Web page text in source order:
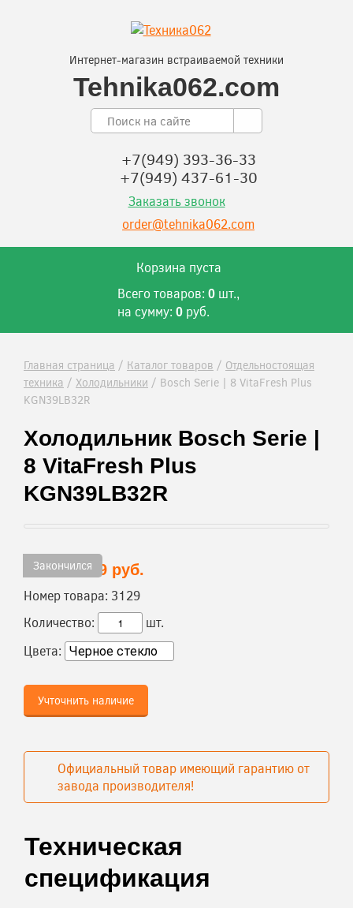
Интернет-магазин встраиваемой техники
Tehnika062.com
+7(949) 393-36-33
+7(949) 437-61-30
Заказать звонок
order@tehnika062.com
Корзина пуста
Всего товаров: 0 шт.,
на сумму: 0 руб.
Главная страница / Каталог товаров / Отдельностоящая
техника / Холодильники / Bosch Serie | 8 VitaFresh Plus
KGN39LB32R
Холодильник Bosch Serie |
8 VitaFresh Plus
KGN39LB32R
Закончился
Цена:98 719 руб.
Номер товара: 3129
Количество:
шт.
Цвета:
Учточнить наличие
Официальный товар имеющий гарантию от
завода производителя!
Техническая
спецификация